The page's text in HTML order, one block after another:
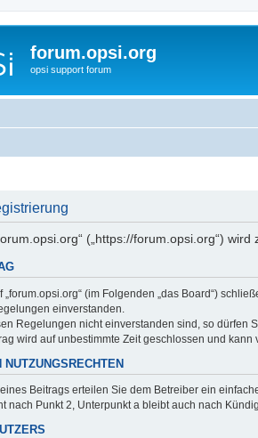
forum.opsi.org
opsi support forum
(„https://forum.opsi.org“)
„forum.opsi.org“ (im Folgenden „das Board“)
einverstanden.
Regelungen nicht einverstanden sind, so dürfen
wird auf unbestimmte Zeit geschlossen und
Beitrags erteilen Sie dem Betreiber ein
nach Punkt 2, Unterpunkt a bleibt auch nach